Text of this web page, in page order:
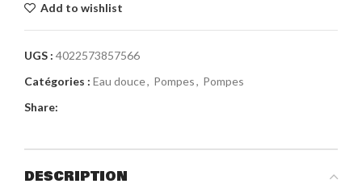
Add to wishlist
UGS : 4022573857566
Catégories : Eau douce, Pompes, Pompes
Share:
DESCRIPTION